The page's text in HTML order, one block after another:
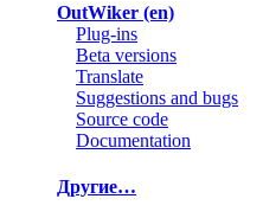
OutWiker (en)
Plug-ins
Beta versions
Translate
Suggestions and bugs
Source code
Documentation
Другие…